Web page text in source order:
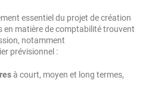
essentiel du projet de création
en matière de comptabilité trouvent
notamment
prévisionnel :
à court, moyen et long termes,